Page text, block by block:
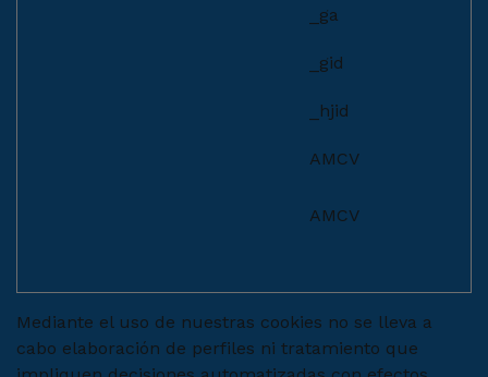
_ga
_gid
_hjid
AMCV
AMCV
Mediante el uso de nuestras cookies no se lleva a
cabo elaboración de perfiles ni tratamiento que